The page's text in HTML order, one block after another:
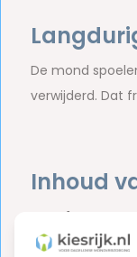
De mond
verwijderd. Dat
Inhoud
1x GUM
Merk:GUM